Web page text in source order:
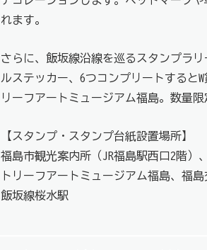
れます。
さらに、飯坂線沿線を巡るスタンプラ
ルステッカー、6つコンプリートすると
リーフアートミュージアム福島。数量限
【スタンプ・スタンプ台紙設置場所】
福島市観光案内所（JR福島駅西口2階）
トリーフアートミュージアム福島、福
飯坂線桜水駅